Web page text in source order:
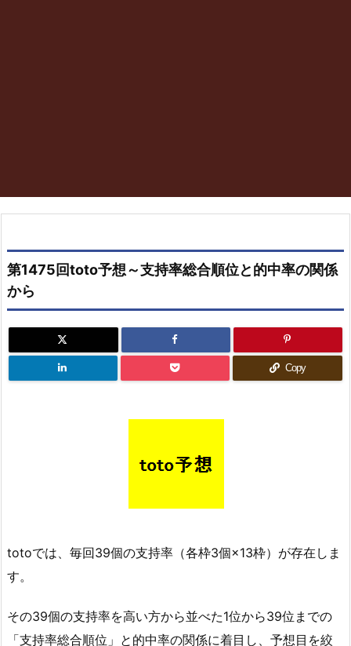
第1475回toto予想～支持率総合順位と的中率の関係
から
Copy
totoでは、毎回39個の支持率（各枠3個×13枠）が存在しま
す。
その39個の支持率を高い方から並べた1位から39位までの
「支持率総合順位」と的中率の関係に着目し、予想目を絞